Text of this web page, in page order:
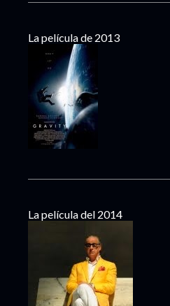
La película de 2013
La película del 2014